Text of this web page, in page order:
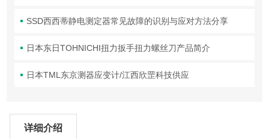
SSD西西蒂静电测定器常见故障的识别与应对方法分享
日本东日TOHNICHI扭力扳手扭力螺丝刀产品简介
日本TML东京测器应变计/江西欣罡科技供应
详细介绍